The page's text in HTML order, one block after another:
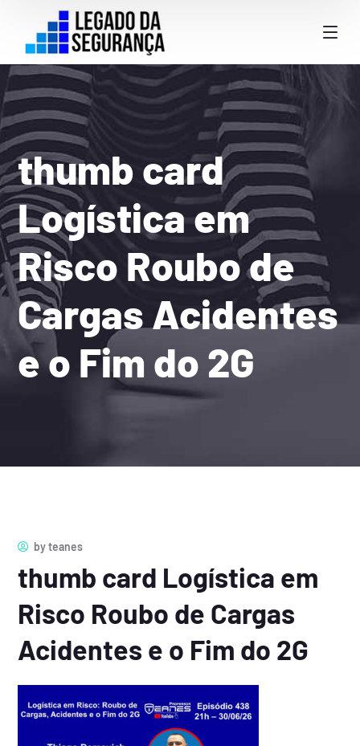
thumb card
Logística em
Risco Roubo de
Cargas Acidentes
e o Fim do 2G
byteanes
thumb card Logística em
Risco Roubo de Cargas
Acidentes e o Fim do 2G